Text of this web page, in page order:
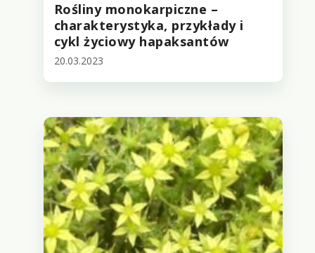
Rośliny monokarpiczne –
charakterystyka, przykłady i
cykl życiowy hapaksantów
20.03.2023